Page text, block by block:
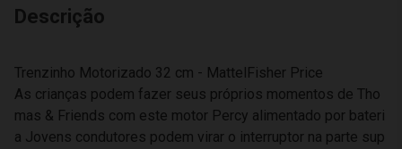
Descrição
Trenzinho Motorizado 32 cm - MattelFisher Price
As crianças podem fazer seus próprios momentos de Tho
mas & Friends com este motor Percy alimentado por bateri
a Jovens condutores podem virar o interruptor na parte sup